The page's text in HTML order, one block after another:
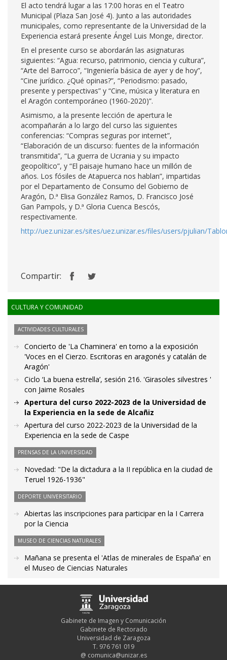
El acto tendrá lugar a las 17:00 horas en el Teatro
Municipal (Plaza San José 4). Junto a las autoridades
municipales, como representante de la Universidad de la
Experiencia estará presente Ángel Luis Monge, director.
En el presente curso se abordarán las asignaturas
siguientes: “Agua: recurso, patrimonio, ciencia y cultura”,
“Arte del Barroco”, “Ingeniería básica de ayer y de hoy”,
“Cine jurídico. ¿Qué opinas?”, “Periodismo: pasado,
presente y perspectivas” y “Cine, música y literatura en
el Aragón contemporáneo (1960-2020)”.
Asimismo, a la presente lección de apertura le
acompañarán a lo largo del curso las siguientes
conferencias: “Compras seguras por internet”,
“Elaboración de un discurso: fuentes de la información
transmitida”, “La guerra de Ucrania y su impacto
geopolítico”, y “El paisaje humano hace un millón de
años. Los fósiles de Atapuerca nos hablan”, impartidas
por el Departamento de Consumo del Gobierno de
Aragón, D.ª Elisa González Ramos, D. Francisco José
Gan Pampols, y D.ª Gloria Cuenca Bescós,
respectivamente.
http://uez.unizar.es/sites/uez.unizar.es/files/users/pjulian/
Compartir:
CULTURA Y COMUNIDAD
ACTIVIDADES CULTURALES
Concierto de 'La Chaminera' en torno a la exposición
'Voces en el Cierzo. Escritoras en aragonés y catalán de
Aragón'
Ciclo ‘La buena estrella’, sesión 216. 'Girasoles silvestres '
con Jaime Rosales
Apertura del curso 2022-2023 de la Universidad de
la Experiencia en la sede de Alcañiz
Apertura del curso 2022-2023 de la Universidad de la
Experiencia en la sede de Caspe
PRENSAS DE LA UNIVERSIDAD
Novedad: "De la dictadura a la II república en la ciudad de
Teruel 1926-1936"
DEPORTE UNIVERSITARIO
Abiertas las inscripciones para participar en la I Carrera
por la Ciencia
MUSEO DE CIENCIAS NATURALES
Mañana se presenta el 'Atlas de minerales de España' en
el Museo de Ciencias Naturales
Gabinete de Imagen y Comunicación
Gabinete de Rectorado
Universidad de Zaragoza
T. 976 761 019
@ comunica@unizar.es